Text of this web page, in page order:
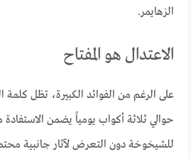
الزهايمر.
الاعتدال هو المفتاح
على الرغم من الفوائد الكبيرة، تظل كلمة
حوالي ثلاثة أكواب يومياً يضمن
للشيخوخة دون التعرض لآثار جانبية